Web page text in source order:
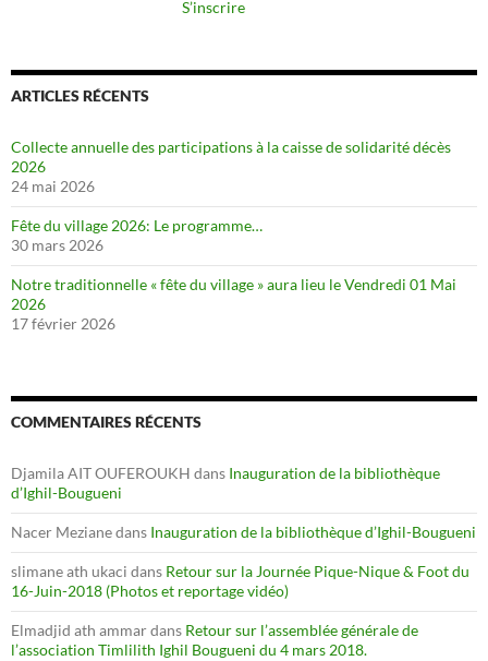
S’inscrire
ARTICLES RÉCENTS
Collecte annuelle des participations à la caisse de solidarité décès
2026
24 mai 2026
Fête du village 2026: Le programme…
30 mars 2026
Notre traditionnelle « fête du village » aura lieu le Vendredi 01 Mai
2026
17 février 2026
COMMENTAIRES RÉCENTS
Djamila AIT OUFEROUKH dans Inauguration de la bibliothèque
d’Ighil-Bougueni
Nacer Mezianedans Inauguration de la bibliothèque d’Ighil-Bougueni
slimane ath ukaci dans Retour sur la Journée Pique-Nique & Foot du
16-Juin-2018 (Photos et reportage vidéo)
Elmadjid ath ammardans Retour sur l’assemblée générale de
l’association Timlilith Ighil Bougueni du 4 mars 2018.